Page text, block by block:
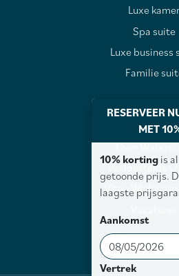
RESERVEER
MET
10% korting is
getoonde prijs.
laagste
Aankomst
Vertrek
Luxe
Spa suite
Luxe business
Familie
Over
Over
Veelgestelde
Vitae